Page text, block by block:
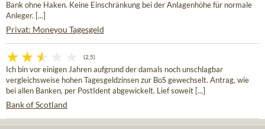
Bank ohne Haken. Keine Einschränkung bei der Anlagenhöhe für normale
Anleger. [...]
Privat: Moneyou Tagesgeld
(2,5)
Ich bin vor einigen Jahren aufgrund der damals noch unschlagbar
vergleichsweise hohen Tagesgeldzinsen zur BoS gewechselt. Antrag, wie
bei allen Banken, per PostIdent abgewickelt. Lief soweit [...]
Bank of Scotland